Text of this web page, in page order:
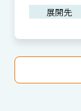
展開先